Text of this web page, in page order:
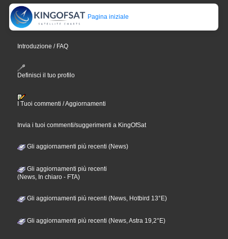
Pagina iniziale
Introduzione / FAQ
Definisci il tuo profilo
I Tuoi commenti / Aggiornamenti
Invia i tuoi commenti/suggerimenti a KingOfSat
Gli aggiornamenti più recenti (News)
Gli aggiornamenti più recenti
(News, In chiaro - FTA)
Gli aggiornamenti più recenti (News, Hotbird 13°E)
Gli aggiornamenti più recenti (News, Astra 19,2°E)